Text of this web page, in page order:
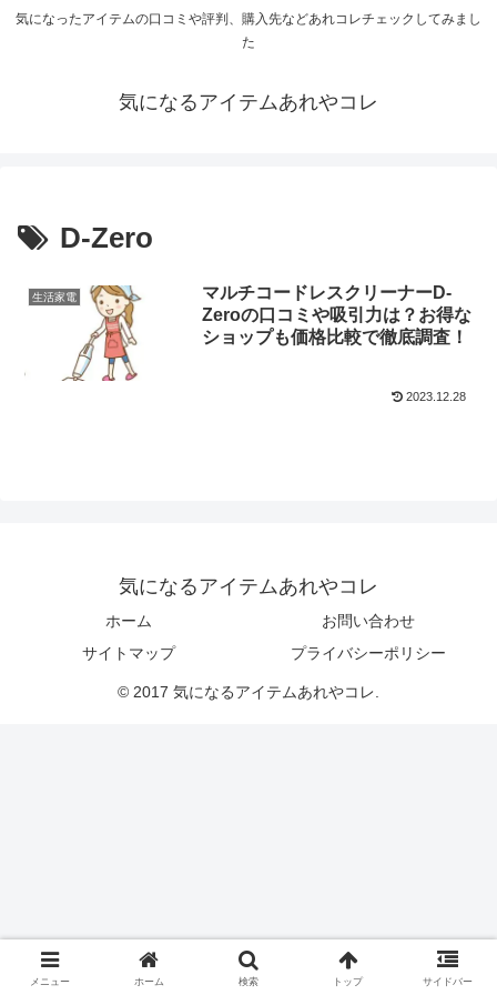
気になったアイテムの口コミや評判、購入先などあれコレチェックしてみまし
た
気になるアイテムあれやコレ
D-Zero
生活家電
マルチコードレスクリーナーD-
Zeroの口コミや吸引力は？お得な
ショップも価格比較で徹底調査！
2023.12.28
気になるアイテムあれやコレ
ホーム
お問い合わせ
サイトマップ
プライバシーポリシー
© 2017 気になるアイテムあれやコレ.
メニュー ホーム 検索 トップ サイドバー